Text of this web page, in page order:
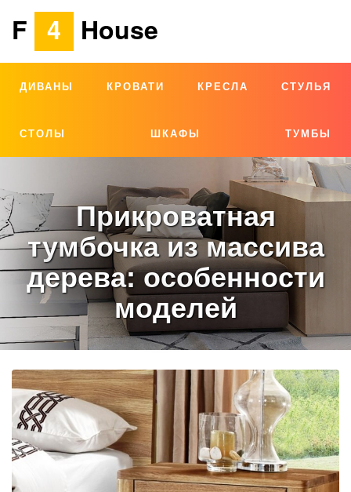
F 4 House
ДИВАНЫ КРОВАТИ КРЕСЛА СТУЛЬЯ
СТОЛЫ ШКАФЫ ТУМБЫ
Прикроватная
тумбочка из массива
дерева: особенности
моделей